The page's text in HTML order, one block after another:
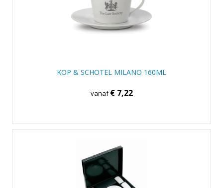
KOP & SCHOTEL MILANO 160ML
vanaf€ 7,22